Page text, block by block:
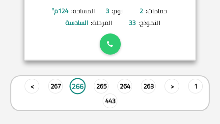
حمامات: 2 نوم: 3 المساحة: 124م²
النموذج: 33 المرحلة: السادسة
1
<
263
264
265
266
267
>
443